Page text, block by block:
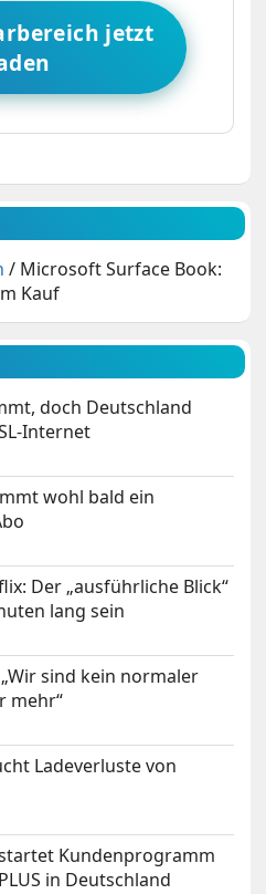
jetzt
/ Microsoft Surface Book:
Kauf
doch Deutschland
Internet
wohl bald ein
Der „ausführliche Blick“
lang sein
sind kein normaler
mehr“
Ladeverluste von
Kundenprogramm
in Deutschland